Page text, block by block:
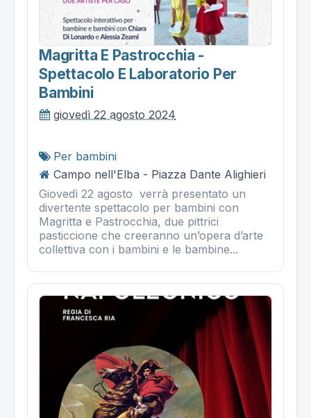
Magritta E Pastrocchia -
Spettacolo E Laboratorio Per
Bambini
giovedì 22 agosto 2024
Per bambini
Campo nell'Elba - Piazza Dante Alighieri
Giovedì 22 agosto verrà presentato un
divertente spettacolo per bambini con
Magritta e Pastrocchia, due pittrici
pasticcione che creeranno un’opera d’arte
collettiva con i bambini e le bambine...